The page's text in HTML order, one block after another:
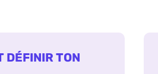
DÉFINIR TON